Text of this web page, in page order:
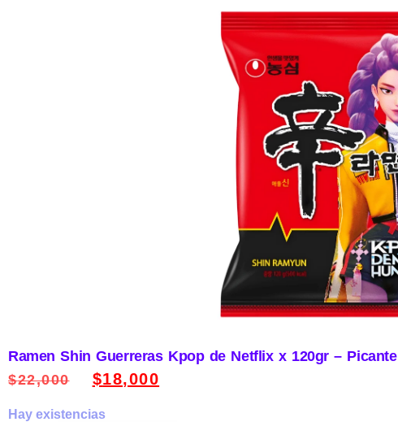
Ramen Shin Guerreras Kpop de Netflix x 120gr – Picante
$22,000 $18,000
Hay existencias